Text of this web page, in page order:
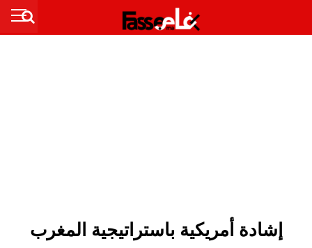
إشادة أمريكية باستراتيجية المغرب